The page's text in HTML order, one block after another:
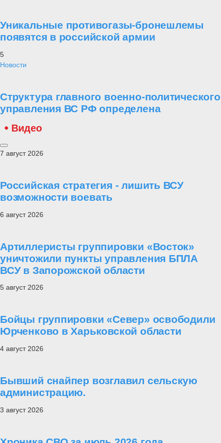
Уникальные противогазы-бронешлемы
появятся в российской армии
5
Новости
Структура главного военно-политического
управления ВС РФ определена
Видео
7 август 2026
Российская стратегия - лишить ВСУ
возможности воевать
6 август 2026
Артиллеристы группировки «Восток»
уничтожили пункты управления БПЛА
ВСУ в Запорожской области
5 август 2026
Бойцы группировки «Север» освободили
Юрченково в Харьковской области
4 август 2026
Бывший снайпер возглавил сельскую
администрацию.
3 август 2026